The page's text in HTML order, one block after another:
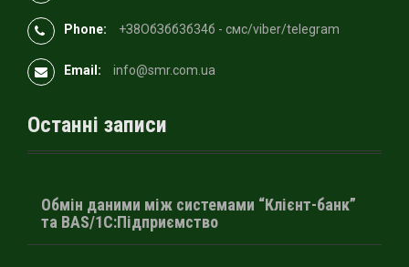
Phone: +З8OбЗбб3б34б - смс/viber/telegram
Email: info@smr.com.ua
Останні записи
Обмін даними між системами “Клієнт-банк”
та BAS/1С:Підприємство